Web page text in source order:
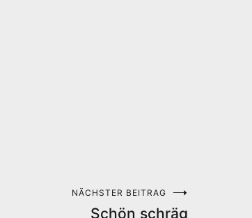
NÄCHSTER BEITRAG
Schön schräg